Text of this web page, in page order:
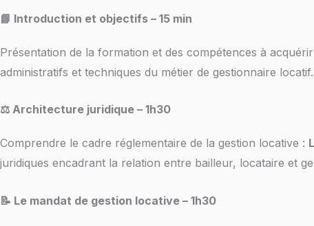
📘 Introduction et objectifs – 15 min
Présentation de la formation et des compétences à
administratifs et techniques du métier de gestionnaire locatif.
⚖️ Architecture juridique – 1h30
Comprendre le cadre réglementaire de la gestion locative :
juridiques encadrant la relation entre bailleur, locataire et
📝 Le mandat de gestion locative – 1h30